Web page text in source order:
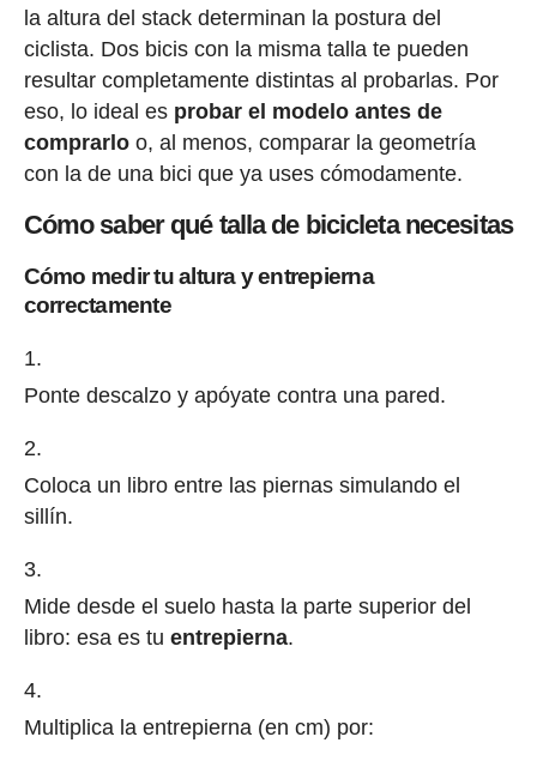
la altura del stack determinan la postura del
ciclista. Dos bicis con la misma talla te pueden
resultar completamente distintas al probarlas. Por
eso, lo ideal es probar el modelo antes de
comprarloo, al menos, comparar la geometría
con la de una bici que ya uses cómodamente.
Cómo saber qué talla de bicicleta necesitas
Cómo medir tu altura y entrepierna
correctamente
Ponte descalzo y apóyate contra una pared.
Coloca un libro entre las piernas simulando el
sillín.
Mide desde el suelo hasta la parte superior del
libro: esa es tu entrepierna.
Multiplica la entrepierna (en cm) por: